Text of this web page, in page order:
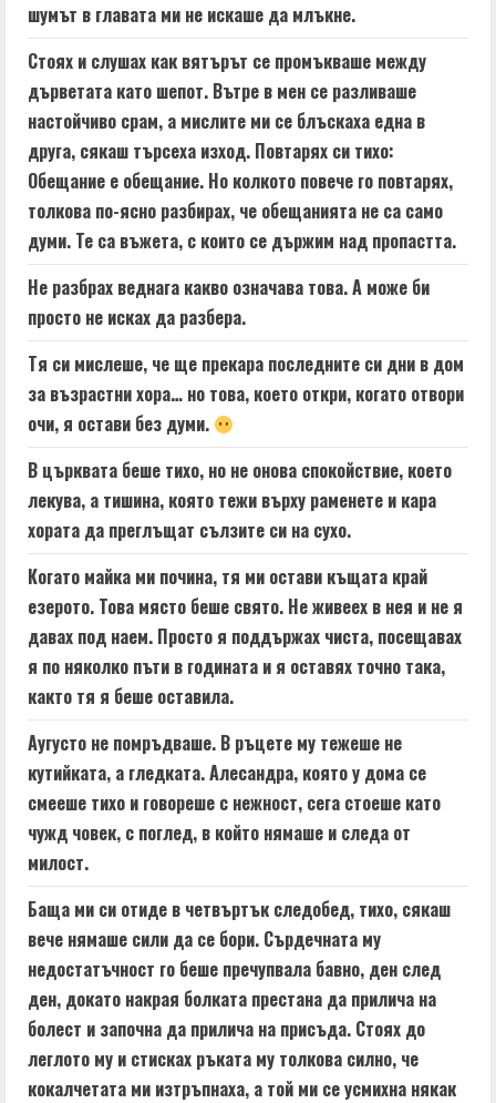
шумът в главата ми не искаше да млъкне.
Стоях и слушах как вятърът се промъкваше между
дърветата като шепот. Вътре в мен се разливаше
настойчиво срам, а мислите ми се блъскаха една в
друга, сякаш търсеха изход. Повтарях си тихо:
Обещание е обещание. Но колкото повече го повтарях,
толкова по-ясно разбирах, че обещанията не са само
думи. Те са въжета, с които се държим над пропастта.
Не разбрах веднага какво означава това. А може би
просто не исках да разбера.
Тя си мислеше, че ще прекара последните си дни в дом
за възрастни хора… но това, което откри, когато отвори
очи, я остави без думи.
В църквата беше тихо, но не онова спокойствие, което
лекува, а тишина, която тежи върху раменете и кара
хората да преглъщат сълзите си на сухо.
Когато майка ми почина, тя ми остави къщата край
езерото. Това място беше свято. Не живеех в нея и не я
давах под наем. Просто я поддържах чиста, посещавах
я по няколко пъти в годината и я оставях точно така,
както тя я беше оставила.
Аугусто не помръдваше. В ръцете му тежеше не
кутийката, а гледката. Алесандра, която у дома се
смееше тихо и говореше с нежност, сега стоеше като
чужд човек, с поглед, в който нямаше и следа от
милост.
Баща ми си отиде в четвъртък следобед, тихо, сякаш
вече нямаше сили да се бори. Сърдечната му
недостатъчност го беше пречупвала бавно, ден след
ден, докато накрая болката престана да прилича на
болест и започна да прилича на присъда. Стоях до
леглото му и стисках ръката му толкова силно, че
кокалчетата ми изтръпнаха, а той ми се усмихна някак